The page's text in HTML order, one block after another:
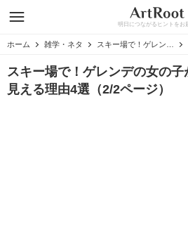
明日につながるヒントをお
ホーム 雑学・ネタ
スキー場で！ゲレンデの女の子
見える理由4選（2/2ページ）